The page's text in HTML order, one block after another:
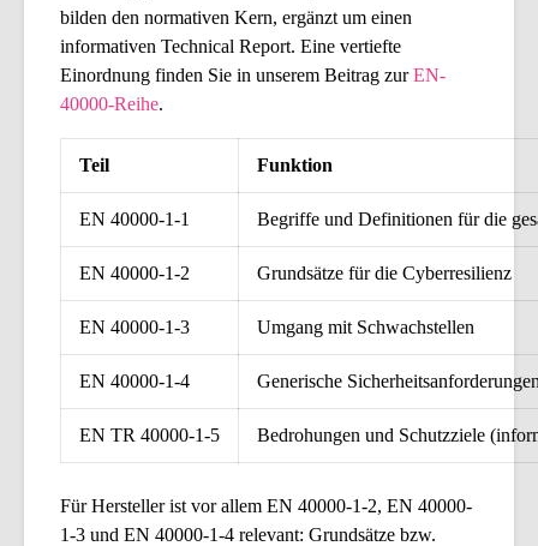
bilden den normativen Kern, ergänzt um einen
informativen Technical Report. Eine vertiefte
Einordnung finden Sie in unserem Beitrag zurEN-
40000-Reihe.
Teil Funktion
EN 40000-1-1 Begriffe und Definitionen für die
EN 40000-1-2 Grundsätze für die Cyberresilienz
EN 40000-1-3 Umgang mit Schwachstellen
EN 40000-1-4 Generische
EN TR 40000-1-5 Bedrohungen und Schutzziele
Für Hersteller ist vor allem EN 40000-1-2, EN 40000-
1-3 und EN 40000-1-4 relevant: Grundsätze bzw.